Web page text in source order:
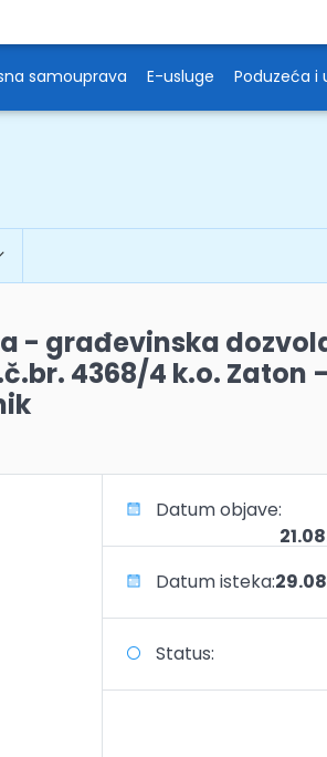
samouprava E-usluge Poduzeća i
- građevinska
4368/4 k.o. Zaton
Datum objave:
Datum isteka:
Status: